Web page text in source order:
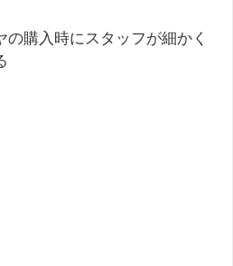
の購入時にスタッフが細かく